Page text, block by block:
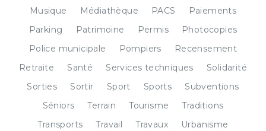
Musique
Médiathèque PACS
Paiements
Parking
Patrimoine Permis
Photocopies
Police municipale
Pompiers
Recensement
Retraite
Santé Services techniques
Solidarité
Sorties
Sortir Sport Sports
Subventions
Séniors
Terrain Tourisme
Traditions
Transports
Travail Travaux
Urbanisme